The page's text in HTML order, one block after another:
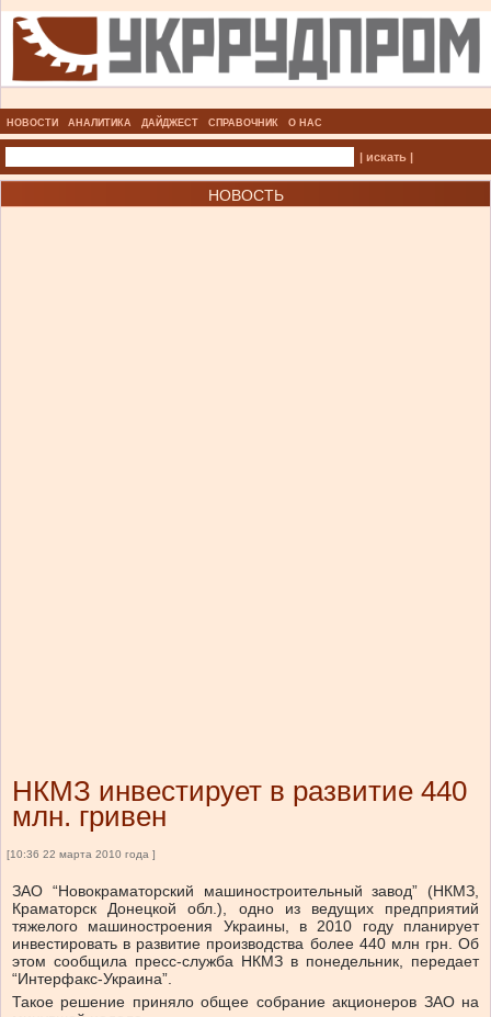
НОВОСТИ АНАЛИТИКА ДАЙДЖЕСТ СПРАВОЧНИК О НАС
| искать |
НОВОСТЬ
НКМЗ инвестирует в развитие 440
млн. гривен
[10:36 22 марта 2010 года ]
ЗАО “Новокраматорский машиностроительный завод” (НКМЗ,
Краматорск Донецкой обл.), одно из ведущих предприятий
тяжелого машиностроения Украины, в 2010 году планирует
инвестировать в развитие производства более 440 млн грн. Об
этом сообщила пресс-служба НКМЗ в понедельник, передает
“Интерфакс-Украина”.
Такое решение приняло общее собрание акционеров ЗАО на